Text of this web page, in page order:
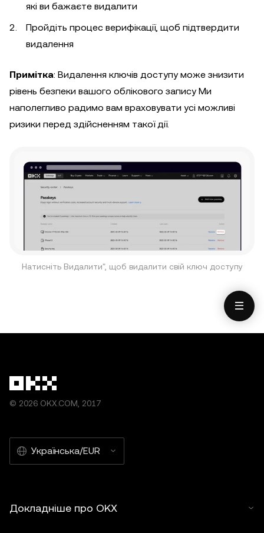
які ви бажаєте видалити
Пройдіть процес верифікації, щоб підтвердити
видалення
Примітка: Видалення ключів доступу може знизити
рівень безпеки вашого облікового запису Ми
наполегливо радимо вам враховувати усі можливі
ризики перед здійсненням такої дії.
Натисніть Видалити", щоб видалити свій ключ доступу
© 2026 OKX.COM, 2017
Українська/EUR
Докладніше про OKX